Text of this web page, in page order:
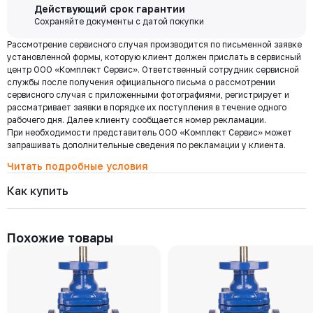
Обмен документами через Диадок это обмен и подписание
любых документов без дублирования на бумаге. Приглашаем Вас
приступить к работе по обмену документами в электронном
виде.
Подробнее
Бесплатная
доставка по
Москве и
области при
заказе от 30
000 ₽
Региональная доставка
Мы стремимся сократить издержки по доставке заказов для наших
клиентов!
Москве. Условия доставки до терминалов ТК в других городах
терминала ТК оплачиваются отдельно.
Самовывоз
Осуществляется с 8:00 до 17:30 после полной оплаты заказа и по
предварительной договоренности с менеджером. Важно: Ваш
представитель должен иметь надлежаще заполненную доверенность
Действующий срок гарантии
Сохраняйте документы с датой покупки
Рассмотрение сервисного случая производится по письменной заявке
установленной формы, которую клиент должен прислать в сервисный
центр ООО «Комплект Сервис». Ответственный сотрудник сервисной
службы после получения официального письма о рассмотрении
сервисного случая с приложенными фотографиями, регистрирует и
рассматривает заявки в порядке их поступления в течение одного
рабочего дня. Далее клиенту сообщается номер рекламации.
При необходимости представитель ООО «Комплект Сервис» может
запрашивать дополнительные сведения по рекламации у клиента.
Читать подробные условия
Как купить
Выберите товары и добавьте
их в корзину
Заполните данные, выберите
доставку
Похожие товары